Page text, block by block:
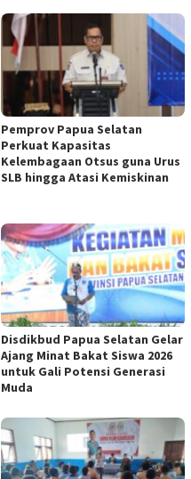
Pemprov Papua Selatan
Perkuat Kapasitas
Kelembagaan Otsus guna Urus
SLB hingga Atasi Kemiskinan
Disdikbud Papua Selatan Gelar
Ajang Minat Bakat Siswa 2026
untuk Gali Potensi Generasi
Muda